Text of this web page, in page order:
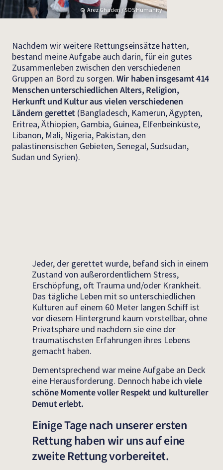
Arez Ghaderi / SOS Humanity
Nachdem wir weitere Rettungseinsätze hatten,
bestand meine Aufgabe auch darin, für ein gutes
Zusammenleben zwischen den verschiedenen
Gruppen an Bord zu sorgen. Wir haben insgesamt 414
Menschen unterschiedlichen Alters, Religion,
Herkunft und Kultur aus vielen verschiedenen
Ländern gerettet (Bangladesch, Kamerun, Ägypten,
Eritrea, Äthiopien, Gambia, Guinea, Elfenbeinküste,
Libanon, Mali, Nigeria, Pakistan, den
palästinensischen Gebieten, Senegal, Südsudan,
Sudan und Syrien).
Jeder, der gerettet wurde, befand sich in einem
Zustand von außerordentlichem Stress,
Erschöpfung, oft Trauma und/oder Krankheit.
Das tägliche Leben mit so unterschiedlichen
Kulturen auf einem 60 Meter langen Schiff ist
vor diesem Hintergrund kaum vorstellbar, ohne
Privatsphäre und nachdem sie eine der
traumatischsten Erfahrungen ihres Lebens
gemacht haben.
Dementsprechend war meine Aufgabe an Deck
eine Herausforderung. Dennoch habe ich viele
schöne Momente voller Respekt und kultureller
Demut erlebt.
Einige Tage nach unserer ersten
Rettung haben wir uns auf eine
zweite Rettung vorbereitet.